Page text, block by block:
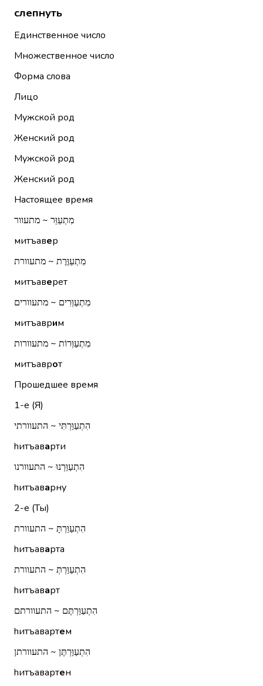
слепнуть
Единственное число
Множественное число
Форма слова
Лицо
Мужской род
Женский род
Мужской род
Женский род
Настоящее время
מִתְעַוֵּר ~ מתעוור
митъавер
מִתְעַוֶּרֶת ~ מתעוורת
митъаверет
מִתְעַוְּרִים ~ מתעוורים
митъаврим
מִתְעַוְּרוֹת ~ מתעוורות
митъаврот
Прошедшее время
1-е (Я)
הִתְעַוַּרְתִּי ~ התעוורתי
hитъаварти
הִתְעַוַּרְנוּ ~ התעוורנו
hитъаварну
2-е (Ты)
הִתְעַוַּרְתָּ ~ התעוורת
hитъаварта
הִתְעַוַּרְתְּ ~ התעוורת
hитъаварт
הִתְעַוַּרְתֶּם ~ התעוורתם
hитъавартем
הִתְעַוַּרְתֶּן ~ התעוורתן
hитъавартен